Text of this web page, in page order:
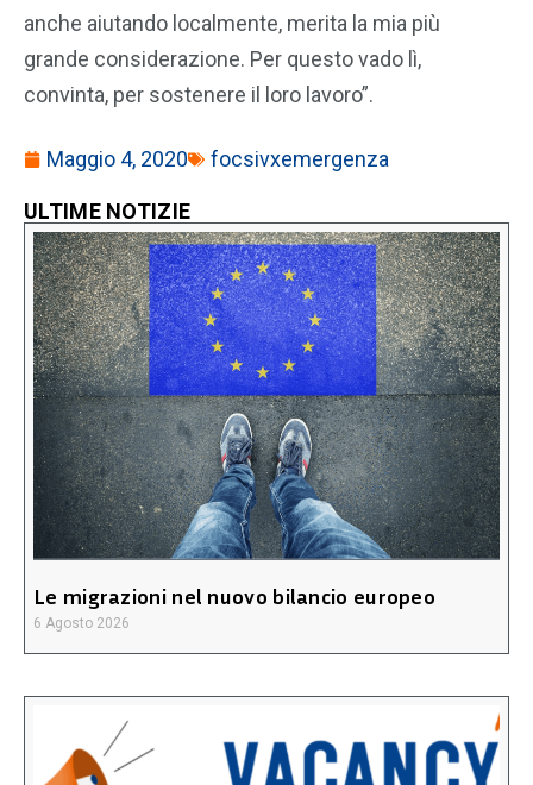
anche aiutando localmente, merita la mia più
grande considerazione. Per questo vado lì,
convinta, per sostenere il loro lavoro”.
Maggio 4, 2020 focsivxemergenza
ULTIME NOTIZIE
Le migrazioni nel nuovo bilancio europeo
6 Agosto 2026